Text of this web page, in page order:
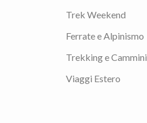
Trek Weekend
Ferrate e Alpinismo
Trekking e Cammini
Viaggi Estero